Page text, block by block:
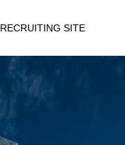
RECRUITING SITE